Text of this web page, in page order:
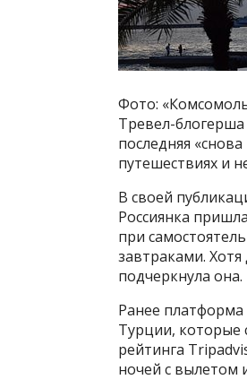
Фото:
Тревел-
последняя
путешествиях и
В своей
Россиянка
при
завтраками.
подчеркнула она.
Ранее
Турции, которые
рейтинга
ночей с вылетом